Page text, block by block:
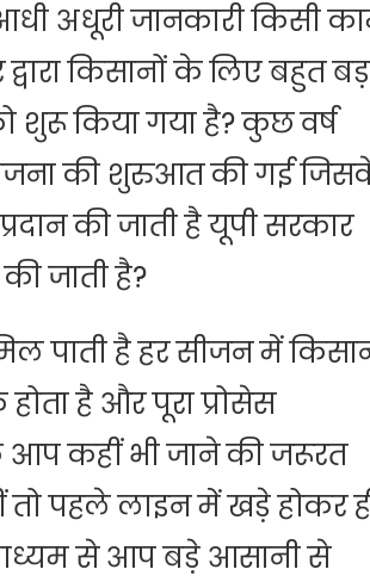
अधूरी जानकारी किसी
किसानों के लिए बहुत
शुरू किया गया है? कुछ वर्ष
योजना की शुरुआत की गई
की जाती है यूपी सरकार
जाती है?
पाती है हर सीजन में
है और पूरा प्रोसेस
आप कहीं भी जाने की जरूरत
तो पहले लाइन में खड़े होकर
से आप बड़े आसानी से